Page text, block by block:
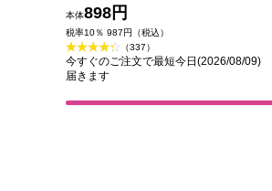
花王
本体898円
税率10％ 987円（税込）
（337）
今すぐのご注文で最短今日(2026/08/09)
届きます